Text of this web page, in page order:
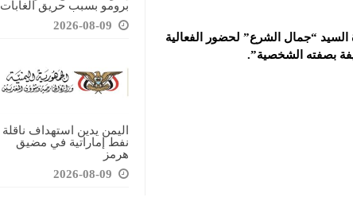
برومو بسبب حريق الغابات
2026-08-09
اليمن يدين استهداف ناقلة
نفط إماراتية في مضيق
هرمز
2026-08-09
السيد “جمال الشرع” لحضور الفعالية
بصفته الشخصية”.